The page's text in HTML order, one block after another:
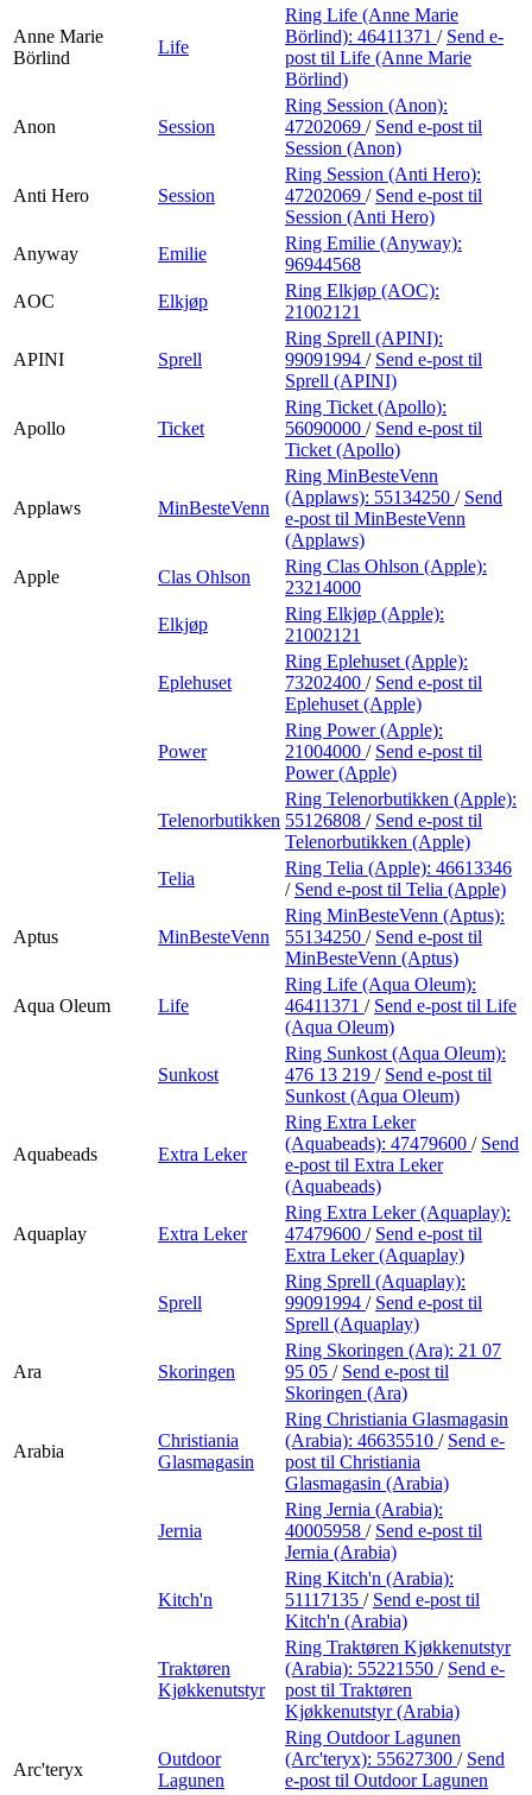
Anne Marie
Börlind
Life
Ring Life (Anne Marie
Börlind): 46411371 / Send e-
post til Life (Anne Marie
Börlind)
Anon Session
Ring Session (Anon):
47202069 / Send e-post til
Session (Anon)
Anti Hero Session
Ring Session (Anti Hero):
47202069 / Send e-post til
Session (Anti Hero)
Anyway
Emilie
Ring Emilie (Anyway):
96944568
AOC
Elkjøp
Ring Elkjøp (AOC):
21002121
APINI Sprell
Ring Sprell (APINI):
99091994 / Send e-post til
Sprell (APINI)
Apollo Ticket
Ring Ticket (Apollo):
56090000 / Send e-post til
Ticket (Apollo)
Applaws MinBesteVenn
Ring MinBesteVenn
(Applaws): 55134250 / Send
e-post til MinBesteVenn
(Applaws)
Apple
Clas Ohlson
Ring Clas Ohlson (Apple):
23214000
Elkjøp
Ring Elkjøp (Apple):
21002121
Eplehuset
Ring Eplehuset (Apple):
73202400 / Send e-post til
Eplehuset (Apple)
Power
Ring Power (Apple):
21004000 / Send e-post til
Power (Apple)
Telenorbutikken
Ring Telenorbutikken (Apple):
55126808 / Send e-post til
Telenorbutikken (Apple)
Telia
Ring Telia (Apple): 46613346
/ Send e-post til Telia (Apple)
Aptus MinBesteVenn
Ring MinBesteVenn (Aptus):
55134250 / Send e-post til
MinBesteVenn (Aptus)
Aqua Oleum Life
Ring Life (Aqua Oleum):
46411371 / Send e-post til Life
(Aqua Oleum)
Sunkost
Ring Sunkost (Aqua Oleum):
476 13 219 / Send e-post til
Sunkost (Aqua Oleum)
Aquabeads Extra Leker
Ring Extra Leker
(Aquabeads): 47479600 / Send
e-post til Extra Leker
(Aquabeads)
Aquaplay Extra Leker
Ring Extra Leker (Aquaplay):
47479600 / Send e-post til
Extra Leker (Aquaplay)
Sprell
Ring Sprell (Aquaplay):
99091994 / Send e-post til
Sprell (Aquaplay)
Ara Skoringen
Ring Skoringen (Ara): 21 07
95 05 / Send e-post til
Skoringen (Ara)
Arabia
Christiania
Glasmagasin
Ring Christiania Glasmagasin
(Arabia): 46635510 / Send e-
post til Christiania
Glasmagasin (Arabia)
Jernia
Ring Jernia (Arabia):
40005958 / Send e-post til
Jernia (Arabia)
Kitch'n
Ring Kitch'n (Arabia):
51117135 / Send e-post til
Kitch'n (Arabia)
Traktøren
Kjøkkenutstyr
Ring Traktøren Kjøkkenutstyr
(Arabia): 55221550 / Send e-
post til Traktøren
Kjøkkenutstyr (Arabia)
Arc'teryx
Outdoor
Lagunen
Ring Outdoor Lagunen
(Arc'teryx): 55627300 / Send
e-post til Outdoor Lagunen